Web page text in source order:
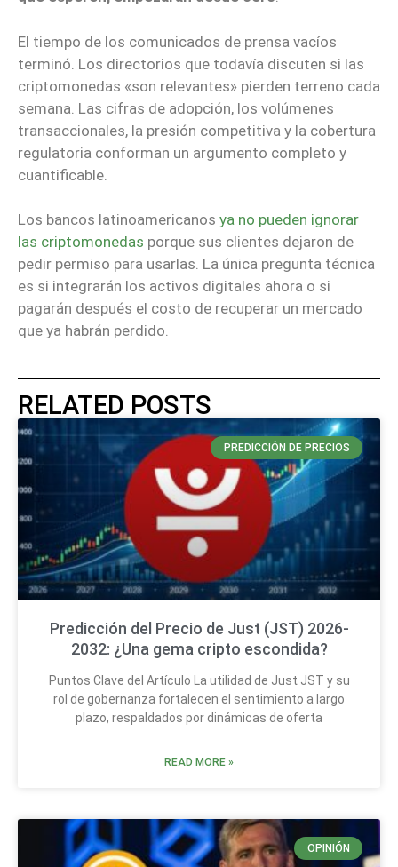
El tiempo de los comunicados de prensa vacíos
terminó. Los directorios que todavía discuten si las
criptomonedas «son relevantes» pierden terreno cada
semana. Las cifras de adopción, los volúmenes
transaccionales, la presión competitiva y la cobertura
regulatoria conforman un argumento completo y
cuantificable.
Los bancos latinoamericanos ya no pueden ignorar
las criptomonedas porque sus clientes dejaron de
pedir permiso para usarlas. La única pregunta técnica
es si integrarán los activos digitales ahora o si
pagarán después el costo de recuperar un mercado
que ya habrán perdido.
RELATED POSTS
PREDICCIÓN DE PRECIOS
Predicción del Precio de Just (JST) 2026-
2032: ¿Una gema cripto escondida?
Puntos Clave del Artículo La utilidad de Just JST y su
rol de gobernanza fortalecen el sentimiento a largo
plazo, respaldados por dinámicas de oferta
READ MORE »
OPINIÓN